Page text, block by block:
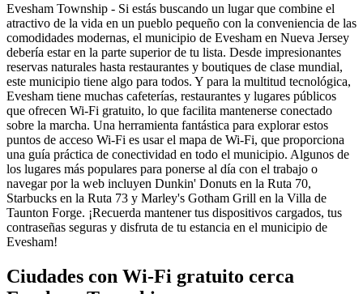
Evesham Township - Si estás buscando un lugar que combine el
atractivo de la vida en un pueblo pequeño con la conveniencia de las
comodidades modernas, el municipio de Evesham en Nueva Jersey
debería estar en la parte superior de tu lista. Desde impresionantes
reservas naturales hasta restaurantes y boutiques de clase mundial,
este municipio tiene algo para todos. Y para la multitud tecnológica,
Evesham tiene muchas cafeterías, restaurantes y lugares públicos
que ofrecen Wi-Fi gratuito, lo que facilita mantenerse conectado
sobre la marcha. Una herramienta fantástica para explorar estos
puntos de acceso Wi-Fi es usar el mapa de Wi-Fi, que proporciona
una guía práctica de conectividad en todo el municipio. Algunos de
los lugares más populares para ponerse al día con el trabajo o
navegar por la web incluyen Dunkin' Donuts en la Ruta 70,
Starbucks en la Ruta 73 y Marley's Gotham Grill en la Villa de
Taunton Forge. ¡Recuerda mantener tus dispositivos cargados, tus
contraseñas seguras y disfruta de tu estancia en el municipio de
Evesham!
Ciudades con Wi-Fi gratuito cerca